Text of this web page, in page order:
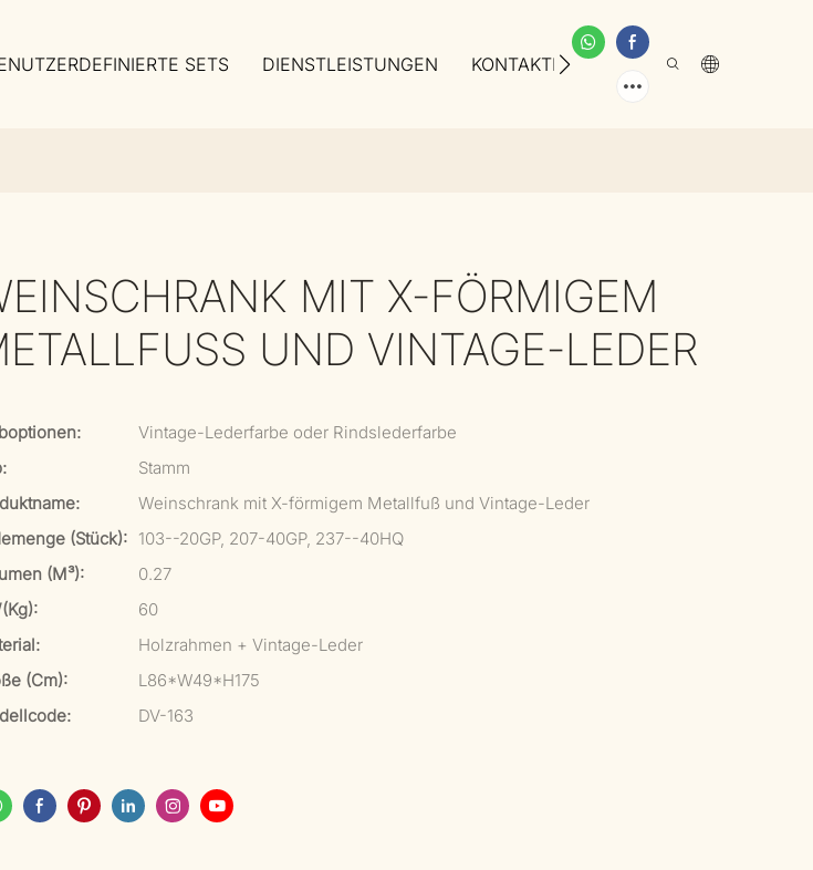
SETS DIENSTLEISTUNGEN KONTAKTIEREN SIE UNS ÜBER UNS
MIT X-FÖRMIGEM
UND VINTAGE-LEDER
Vintage-Lederfarbe oder Rindslederfarbe
Stamm
Weinschrank mit X-förmigem Metallfuß und Vintage-Leder
(Stück): 103--20GP, 207-40GP, 237--40HQ
(m³):
0.27
60
Holzrahmen + Vintage-Leder
(cm):
L86*W49*H175
DV-163